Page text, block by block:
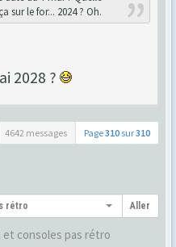
sur le for... 2024 ? Oh.
2028 ?
4642 messages Page310 sur310
rétro Aller
consoles pas rétro